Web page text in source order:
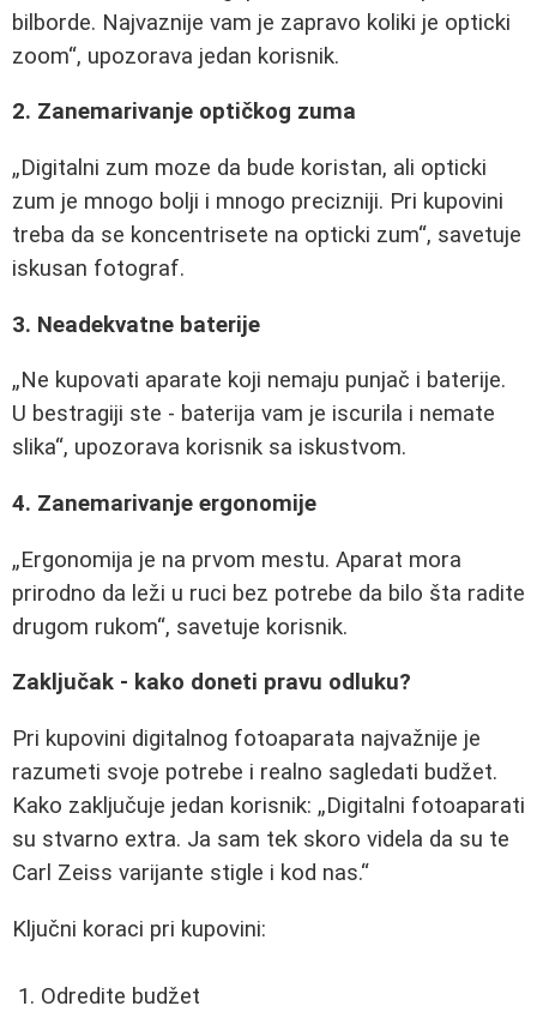
bilborde. Najvaznije vam je zapravo koliki je opticki
zoom , upozorava jedan korisnik.
2. Zanemarivanje optičkog zuma
Digitalni zum moze da bude koristan, ali opticki
zum je mnogo bolji i mnogo precizniji. Pri kupovini
treba da se koncentrisete na opticki zum , savetuje
iskusan fotograf.
3. Neadekvatne baterije
Ne kupovati aparate koji nemaju punjač i baterije.
U bestragiji ste - baterija vam je iscurila i nemate
slika , upozorava korisnik sa iskustvom.
4. Zanemarivanje ergonomije
Ergonomija je na prvom mestu. Aparat mora
prirodno da leži u ruci bez potrebe da bilo šta radite
drugom rukom , savetuje korisnik.
Zaključak - kako doneti pravu odluku?
Pri kupovini digitalnog fotoaparata najvažnije je
razumeti svoje potrebe i realno sagledati budžet.
Kako zaključuje jedan korisnik:
Digitalni fotoaparati
su stvarno extra. Ja sam tek skoro videla da su te
Carl Zeiss varijante stigle i kod nas.
Ključni koraci pri kupovini:
Odredite budžet